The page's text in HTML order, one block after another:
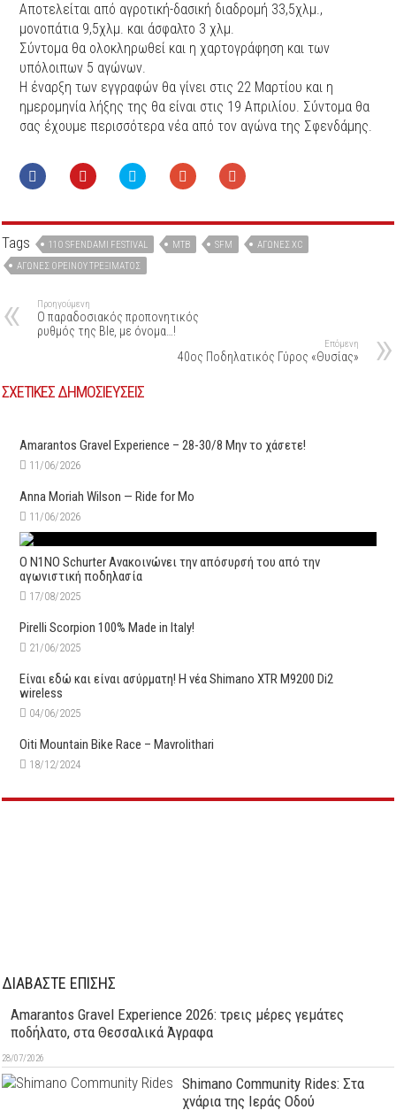
Αποτελείται από αγροτική-δασική διαδρομή 33,5χλμ.,
μονοπάτια 9,5χλμ. και άσφαλτο 3 χλμ.
Σύντομα θα ολοκληρωθεί και η χαρτογράφηση και των
υπόλοιπων 5 αγώνων.
Η έναρξη των εγγραφών θα γίνει στις 22 Μαρτίου και η
ημερομηνία λήξης της θα είναι στις 19 Απριλίου. Σύντομα θα
σας έχουμε περισσότερα νέα από τον αγώνα της Σφενδάμης.
Tags 11O SFENDAMI FESTIVAL MTB SFM
ΑΓΏΝΕΣ XC
ΑΓΏΝΕΣ ΟΡΕΙΝΟΎ ΤΡΕΞΊΜΑΤΟΣ
Προηγούμενη
Ο παραδοσιακός προπονητικός
ρυθμός της Ble, με όνομα…!
Επόμενη
40ος Ποδηλατικός Γύρος «Θυσίας»
ΣΧΕΤΙΚΕΣ ΔΗΜΟΣΙΕΥΣΕΙΣ
Amarantos Gravel Experience – 28-30/8 Μην το χάσετε!
11/06/2026
Anna Moriah Wilson — Ride for Mo
11/06/2026
Ο N1NO Schurter Ανακοινώνει την απόσυρσή του από την
αγωνιστική ποδηλασία
17/08/2025
Pirelli Scorpion 100% Made in Italy!
21/06/2025
Είναι εδώ και είναι ασύρματη! Η νέα Shimano XTR M9200 Di2
wireless
04/06/2025
Oiti Mountain Bike Race – Mavrolithari
18/12/2024
ΔΙΑΒΑΣΤΕ ΕΠΙΣΗΣ
Amarantos Gravel Experience 2026: τρεις μέρες γεμάτες
ποδήλατο, στα Θεσσαλικά Άγραφα
28/07/2026
Shimano Community Rides: Στα
χνάρια της Ιεράς Οδού